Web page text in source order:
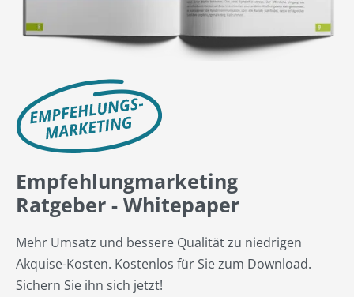
Empfehlungmarketing
Ratgeber - Whitepaper
Mehr Umsatz und bessere Qualität zu niedrigen
Akquise-Kosten. Kostenlos für Sie zum Download.
Sichern Sie ihn sich jetzt!